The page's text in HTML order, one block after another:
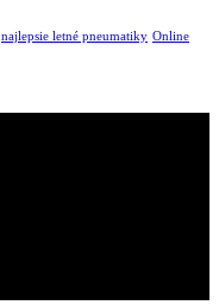
najlepsie letné pneumatiky Online